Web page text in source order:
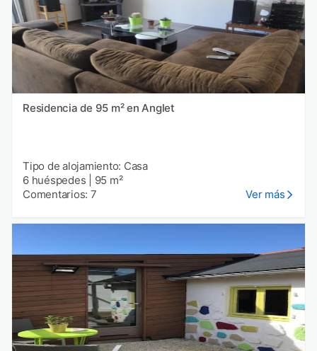
Residencia de 95 m² en Anglet
Tipo de alojamiento: Casa
6 huéspedes
95 m²
Comentarios: 7
Ver más